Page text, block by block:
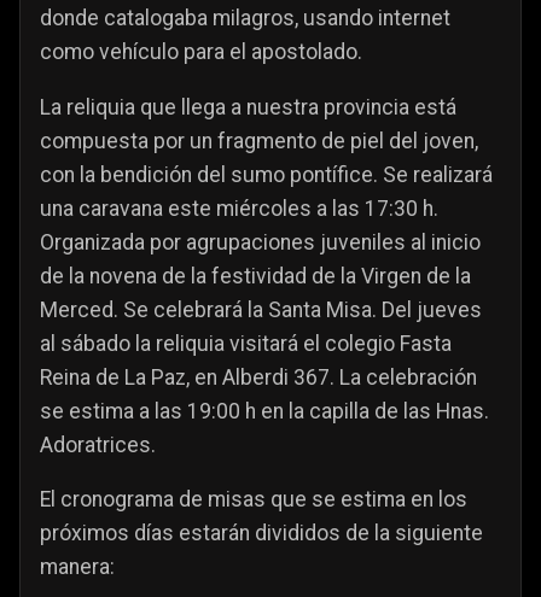
donde catalogaba milagros, usando internet
como vehículo para el apostolado.
La reliquia que llega a nuestra provincia está
compuesta por un fragmento de piel del joven,
con la bendición del sumo pontífice. Se realizará
una caravana este miércoles a las 17:30 h.
Organizada por agrupaciones juveniles al inicio
de la novena de la festividad de la Virgen de la
Merced. Se celebrará la Santa Misa. Del jueves
al sábado la reliquia visitará el colegio Fasta
Reina de La Paz, en Alberdi 367. La celebración
se estima a las 19:00 h en la capilla de las Hnas.
Adoratrices.
El cronograma de misas que se estima en los
próximos días estarán divididos de la siguiente
manera: